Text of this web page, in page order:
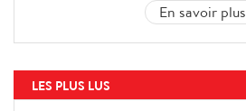
En savoir plus
LES PLUS LUS